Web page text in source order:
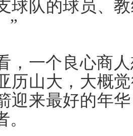
球队的球员、
”
，一个良心商
历山大，大概
迎来最好的年